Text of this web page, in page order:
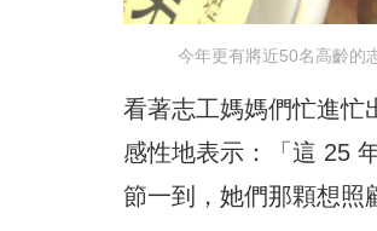
今年更有將近50名高齡的
看著志工媽媽們忙進忙
感性地表示：「這 25
節一到，她們那顆想照